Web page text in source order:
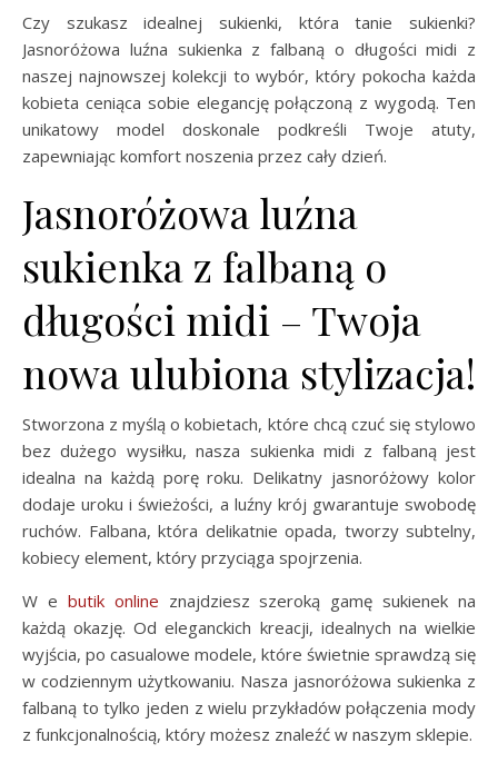
Czy szukasz idealnej sukienki, która tanie sukienki?
Jasnoróżowa luźna sukienka z falbaną o długości midi z
naszej najnowszej kolekcji to wybór, który pokocha każda
kobieta ceniąca sobie elegancję połączoną z wygodą. Ten
unikatowy model doskonale podkreśli Twoje atuty,
zapewniając komfort noszenia przez cały dzień.
Jasnoróżowa luźna
sukienka z falbaną o
długości midi – Twoja
nowa ulubiona stylizacja!
Stworzona z myślą o kobietach, które chcą czuć się stylowo
bez dużego wysiłku, nasza sukienka midi z falbaną jest
idealna na każdą porę roku. Delikatny jasnoróżowy kolor
dodaje uroku i świeżości, a luźny krój gwarantuje swobodę
ruchów. Falbana, która delikatnie opada, tworzy subtelny,
kobiecy element, który przyciąga spojrzenia.
W e butik online znajdziesz szeroką gamę sukienek na
każdą okazję. Od eleganckich kreacji, idealnych na wielkie
wyjścia, po casualowe modele, które świetnie sprawdzą się
w codziennym użytkowaniu. Nasza jasnoróżowa sukienka z
falbaną to tylko jeden z wielu przykładów połączenia mody
z funkcjonalnością, który możesz znaleźć w naszym sklepie.